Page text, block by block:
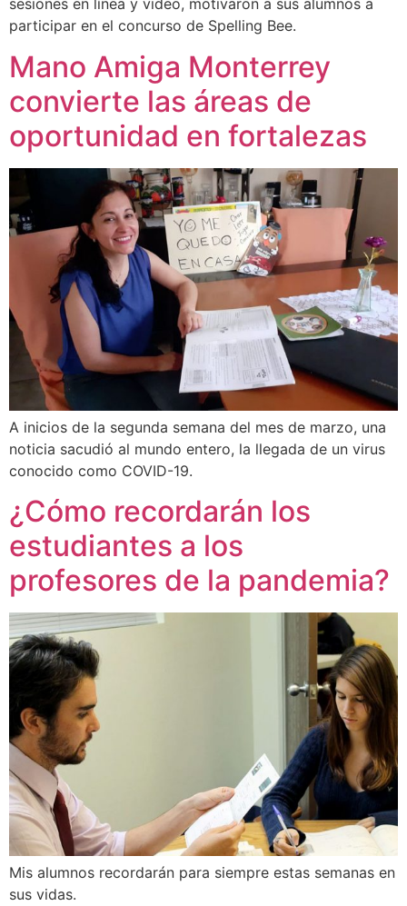
sesiones en línea y video, motivaron a sus alumnos a
participar en el concurso de Spelling Bee.
Mano Amiga Monterrey
convierte las áreas de
oportunidad en fortalezas
A inicios de la segunda semana del mes de marzo, una
noticia sacudió al mundo entero, la llegada de un virus
conocido como COVID-19.
¿Cómo recordarán los
estudiantes a los
profesores de la pandemia?
Mis alumnos recordarán para siempre estas semanas en
sus vidas.